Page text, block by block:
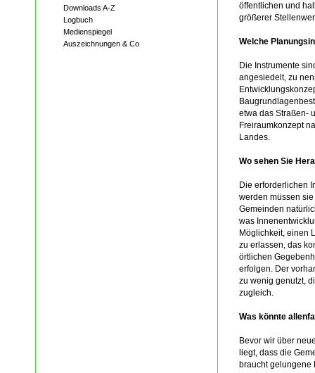
Downloads A-Z
Logbuch
Medienspiegel
Auszeichnungen & Co
öffentlichen und
größerer
Welche
Die Instrumente
angesiedelt, zu
etwa das Straßen-
Freiraumkonzept
Landes.
Wo sehen Sie
Die erforderlichen
werden müssen
Gemeinden
was
Möglichkeit, einen
zu erlassen, das
örtlichen
erfolgen. Der
zu wenig genutzt,
zugleich.
Was könnte
Bevor wir über
liegt, dass die
braucht gelungene